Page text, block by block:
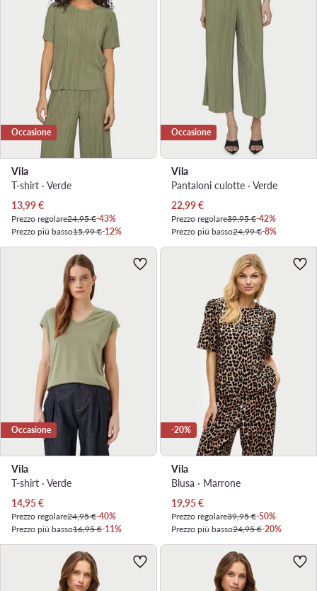
Occasione
Vila
T-shirt · Verde
Prezzo attuale
13,99€
Prezzo regolare24,95 €-43%
Prezzo più basso15,99 €-12%
Occasione
Vila
Pantaloni culotte · Verde
Prezzo attuale
22,99€
Prezzo regolare39,95 €-42%
Prezzo più basso24,99 €-8%
Occasione
Vila
T-shirt · Verde
Prezzo attuale
14,95€
Prezzo regolare24,95 €-40%
Prezzo più basso16,95 €-11%
-20%
Vila
Blusa · Marrone
Prezzo attuale
19,95€
Prezzo regolare39,95 €-50%
Prezzo più basso24,95 €-20%